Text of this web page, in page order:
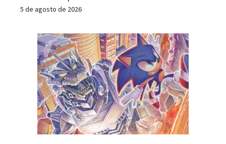
5 de agosto de 2026